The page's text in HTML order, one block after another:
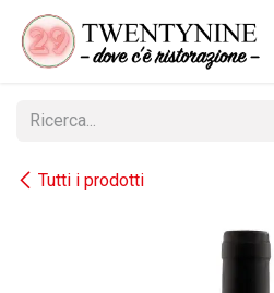
Passa al contenuto
Tutti i prodotti